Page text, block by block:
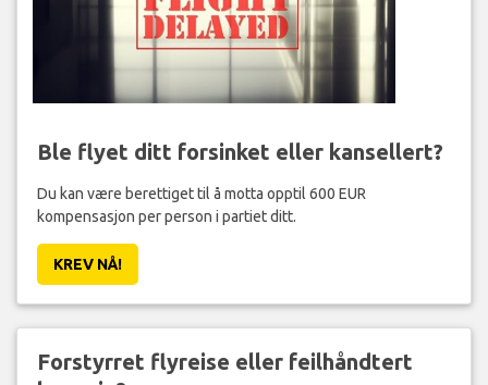
Ble flyet ditt forsinket eller kansellert?
Du kan være berettiget til å motta opptil 600 EUR
kompensasjon per person i partiet ditt.
KREV NÅ!
Forstyrret flyreise eller feilhåndtert